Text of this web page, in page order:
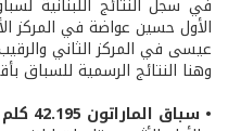
الأول حسين عواضة في المركز
عيسى في المركز الثاني
وهنا النتائج الرسمية للسباق
• سباق الماراتون 42.195 كلم (رجال):